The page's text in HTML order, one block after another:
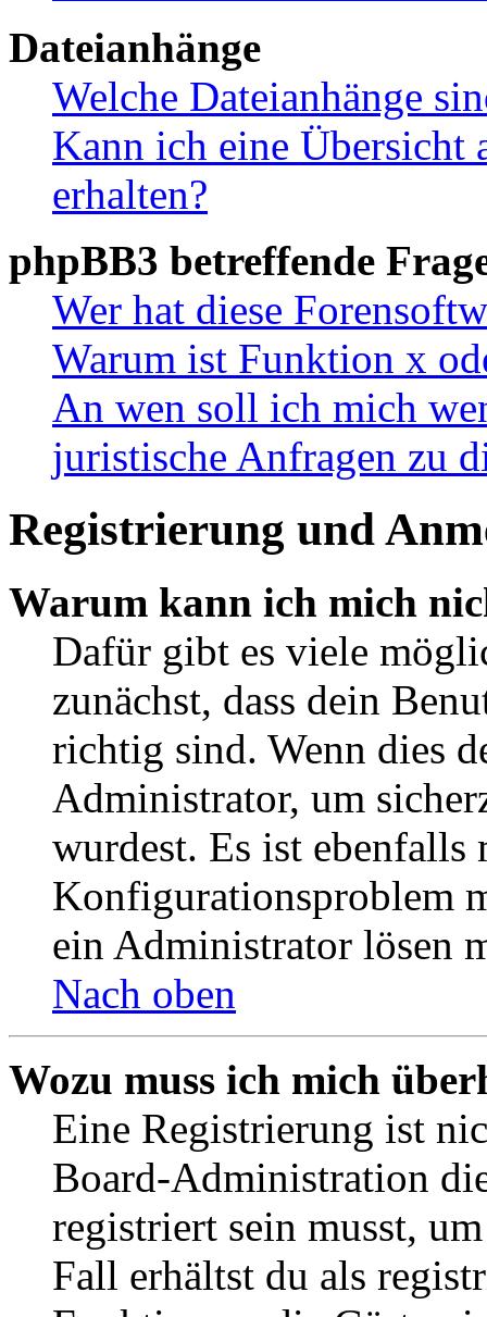
Dateianhänge
Welche Dateianhänge
Kann ich eine Übersicht
erhalten?
phpBB3 betreffende
Wer hat diese
Warum ist Funktion x
An wen soll ich mich
juristische Anfragen zu
Registrierung und
Warum kann ich mich
Dafür gibt es viele
zunächst, dass dein
richtig sind. Wenn dies
Administrator, um
wurdest. Es ist ebenfalls
Konfigurationsproblem
ein Administrator lösen
Nach oben
Wozu muss ich mich
Eine Registrierung ist
Board-Administration
registriert sein musst,
Fall erhältst du als